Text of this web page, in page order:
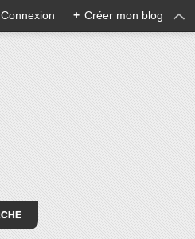
Connexion + Créer mon blog